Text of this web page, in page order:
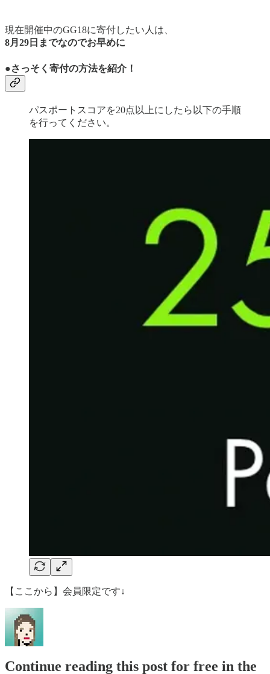
現在開催中のGG18に寄付したい人は、
8月29日までなのでお早めに
●さっそく寄付の方法を紹介！
パスポートスコアを20点以上にしたら以下の手順
を行ってください。
【ここから】会員限定です↓
Continue reading this post for free in the